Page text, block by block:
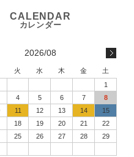
2026/08
火 水 木 金
土
1
4 5 6 7
8
11 12 13 14
15
18 19 20 21
22
25 26 27 28
29